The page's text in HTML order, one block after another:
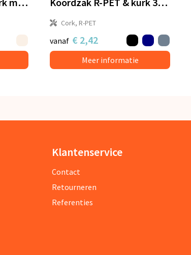
Cork, R-PET
vanaf € 2,42
Meer informatie
Klantenservice
Contact
Retourneren
Referenties